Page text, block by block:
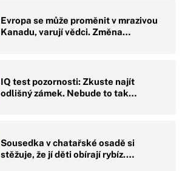
Evropa se může proměnit v mrazivou
Kanadu, varují vědci. Změna…
IQ test pozornosti: Zkuste najít
odlišný zámek. Nebude to tak…
Sousedka v chatařské osadě si
stěžuje, že jí děti obírají rybíz.…